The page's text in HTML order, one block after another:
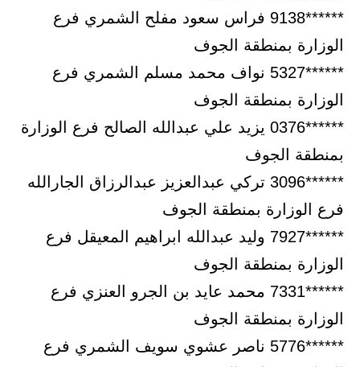
******9138 فراس سعود مفلح الشمري فرع
الوزارة بمنطقة الجوف
******5327 نواف محمد مسلم الشمري فرع
الوزارة بمنطقة الجوف
******0376 يزيد علي عبدالله الصالح فرع الوزارة
بمنطقة الجوف
******3096 تركي عبدالعزيز عبدالرزاق الجارالله
فرع الوزارة بمنطقة الجوف
******7927 وليد عبدالله ابراهيم المعيقل فرع
الوزارة بمنطقة الجوف
******7331 محمد عايد بن الجرو العنزي فرع
الوزارة بمنطقة الجوف
******5776 ناصر عشوي سويف الشمري فرع